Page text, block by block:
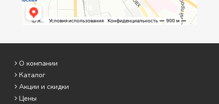
О компании
Каталог
Акции и скидки
Цены